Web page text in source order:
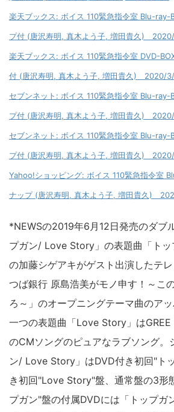
寿明, 真木よう子, 増田貴久) 2020/3/4
楽天ブックス: ボイス 110緊急指令室 Blu-ray/
(唐沢寿明, 真木よう子, 増田貴久) 2020/3/4
楽天ブックス: ボイス 110緊急指令室 Blu-ray-
プ付 (唐沢寿明, 真木よう子, 増田貴久)
楽天ブックス: ボイス 110緊急指令室 DVD-
付 (唐沢寿明, 真木よう子, 増田貴久) 2020/
セブンネット: ボイス 110緊急指令室 Blu-ray-
プ付 (唐沢寿明, 真木よう子, 増田貴久)
セブンネット: ボイス 110緊急指令室 Blu-ray-
Yahoo!ショッピング: ボイス 110緊急指令室
ナップ (唐沢寿明, 真木よう子, 増田貴久)
*NEWSの2019年6月12日発売のダブ
プガン/ Love Story」の表題曲「トッ
の加藤シゲアキがゲスト出演したテレ
つば銀行 原島浩美がモノ申す！～こ
ろ～」のオープニングテーマ曲のア
一つの表題曲「Love Story」は
のCMソングのピュアなラブソング。